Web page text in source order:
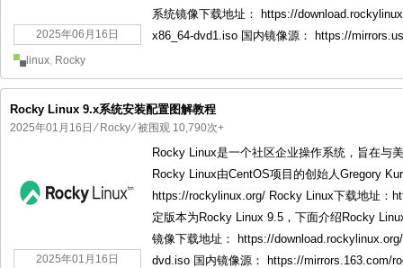
2025年06月16日
系统镜像下载地址： https://
x86_64-dvd1.iso 国内镜像源： https://
linux, Rocky
Rocky Linux 9.x系统安装配置图解教程
2025年01月16日 ⁄ Rocky⁄ 被围观 10,790次+
2025年01月16日
Rocky Linux是一个社区企业操作系统，旨在与
Rocky Linux由CentOS项目的创始人Gregory
https://rockylinux.org/ Rocky Linux下载地址：
定版本为Rocky Linux 9.5，下面介绍Rocky
镜像下载地址： https://
dvd.iso 国内镜像源： https://mirrors.163.com/